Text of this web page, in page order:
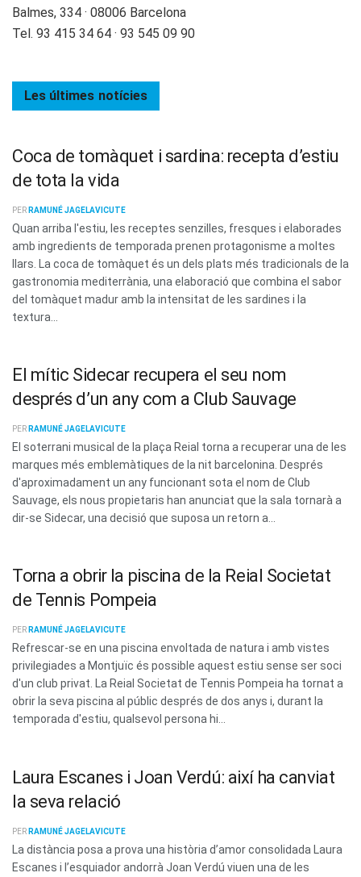
Balmes, 334 · 08006 Barcelona
Tel. 93 415 34 64 · 93 545 09 90
Les últimes notícies
Coca de tomàquet i sardina: recepta d’estiu
de tota la vida
PER RAMUNÉ JAGELAVICUTE
Quan arriba l'estiu, les receptes senzilles, fresques i elaborades
amb ingredients de temporada prenen protagonisme a moltes
llars. La coca de tomàquet és un dels plats més tradicionals de la
gastronomia mediterrània, una elaboració que combina el sabor
del tomàquet madur amb la intensitat de les sardines i la
textura...
El mític Sidecar recupera el seu nom
després d’un any com a Club Sauvage
PER RAMUNÉ JAGELAVICUTE
El soterrani musical de la plaça Reial torna a recuperar una de les
marques més emblemàtiques de la nit barcelonina. Després
d'aproximadament un any funcionant sota el nom de Club
Sauvage, els nous propietaris han anunciat que la sala tornarà a
dir-se Sidecar, una decisió que suposa un retorn a...
Torna a obrir la piscina de la Reial Societat
de Tennis Pompeia
PER RAMUNÉ JAGELAVICUTE
Refrescar-se en una piscina envoltada de natura i amb vistes
privilegiades a Montjuïc és possible aquest estiu sense ser soci
d'un club privat. La Reial Societat de Tennis Pompeia ha tornat a
obrir la seva piscina al públic després de dos anys i, durant la
temporada d'estiu, qualsevol persona hi...
Laura Escanes i Joan Verdú: així ha canviat
la seva relació
PER RAMUNÉ JAGELAVICUTE
La distància posa a prova una història d’amor consolidada Laura
Escanes i l’esquiador andorrà Joan Verdú viuen una de les